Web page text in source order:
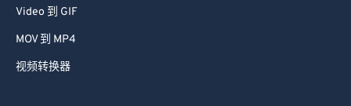
Video 到 GIF
MOV 到 MP4
视频转换器